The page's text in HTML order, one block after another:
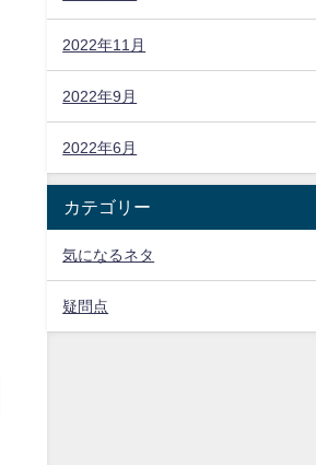
2022年11月
2022年9月
2022年6月
カテゴリー
気になるネタ
疑問点